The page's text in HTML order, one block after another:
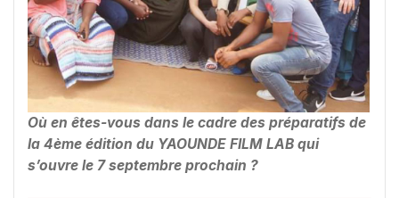
Où en êtes-vous dans le cadre des préparatifs de
la 4ème édition du YAOUNDE FILM LAB qui
s’ouvre le 7 septembre prochain ?